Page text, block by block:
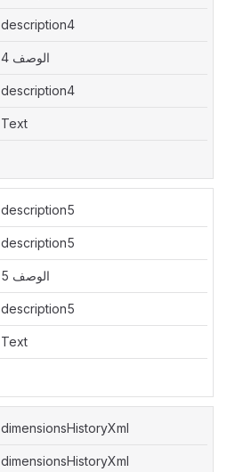
description4
الوصف 4
description4
Text
description5
description5
الوصف 5
description5
Text
dimensionsHistoryXml
dimensionsHistoryXml